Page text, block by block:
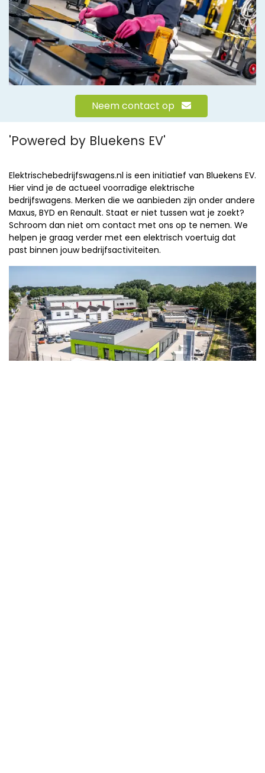
Neem contact op
'Powered by Bluekens EV'
Elektrischebedrijfswagens.nl is een initiatief van Bluekens EV.
Hier vind je de actueel voorradige elektrische
bedrijfswagens. Merken die we aanbieden zijn onder andere
Maxus, BYD en Renault. Staat er niet tussen wat je zoekt?
Schroom dan niet om contact met ons op te nemen. We
helpen je graag verder met een elektrisch voertuig dat
past binnen jouw bedrijfsactiviteiten.